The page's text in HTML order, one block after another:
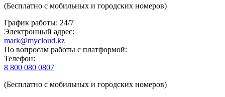
(Бесплатно с мобильных и городских номеров)
График работы: 24/7
Электронный адрес:
mark@mycloud.kz
По вопросам работы с платформой:
Телефон:
8 800 080 0807
(Бесплатно с мобильных и городских номеров)